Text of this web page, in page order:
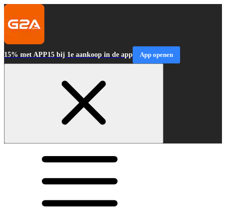
15% met APP15 bij 1e aankoop in de app App openen